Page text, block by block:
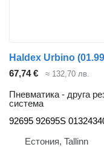
67,74 € ≈ 132,70 лв.
Пневматика - друга
система
92695 92695S
Естония, Tallinn